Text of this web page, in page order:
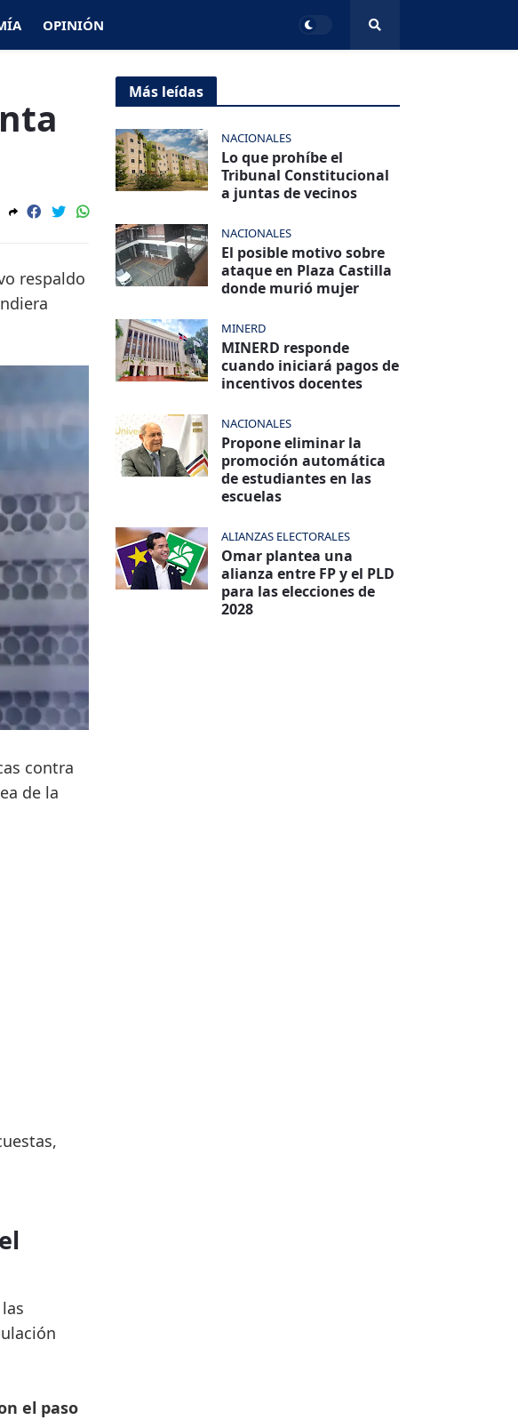
OPINIÓN
respaldo
contra
de la
el paso
Más leídas
NACIONALES
Lo que prohíbe el
Tribunal Constitucional
a juntas de vecinos
NACIONALES
El posible motivo sobre
ataque en Plaza Castilla
donde murió mujer
MINERD
MINERD responde
cuando iniciará pagos de
incentivos docentes
NACIONALES
Propone eliminar la
promoción automática
de estudiantes en las
escuelas
ALIANZAS ELECTORALES
Omar plantea una
alianza entre FP y el PLD
para las elecciones de
2028